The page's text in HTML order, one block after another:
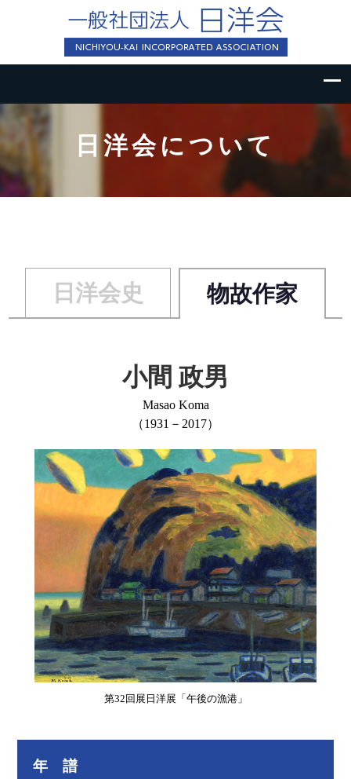
日洋会について
日洋会史 物故作家
小間 政男
Masao Koma
（1931－2017）
第32回展日洋展「午後の漁港」
年 譜